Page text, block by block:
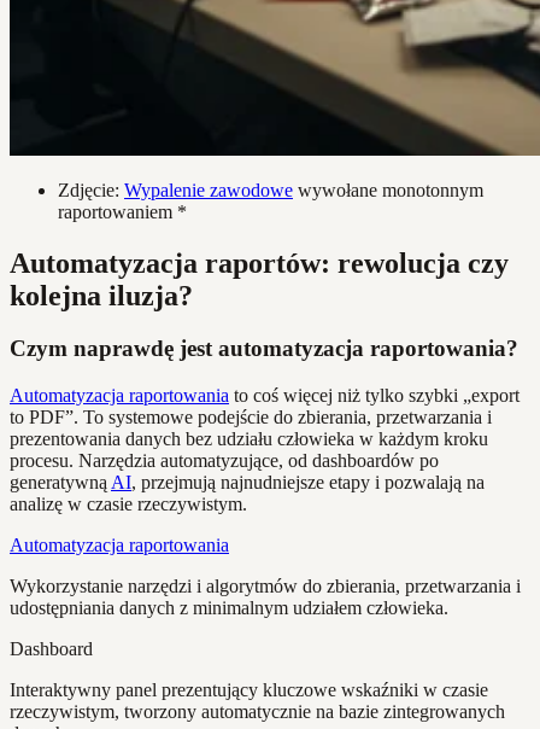
Zdjęcie: Wypalenie zawodowe wywołane monotonnym
raportowaniem *
Automatyzacja raportów: rewolucja czy
kolejna iluzja?
Czym naprawdę jest automatyzacja raportowania?
Automatyzacja raportowania to coś więcej niż tylko szybki „export
to PDF”. To systemowe podejście do zbierania, przetwarzania i
prezentowania danych bez udziału człowieka w każdym kroku
procesu. Narzędzia automatyzujące, od dashboardów po
generatywną AI, przejmują najnudniejsze etapy i pozwalają na
analizę w czasie rzeczywistym.
Automatyzacja raportowania
Wykorzystanie narzędzi i algorytmów do zbierania, przetwarzania i
udostępniania danych z minimalnym udziałem człowieka.
Dashboard
Interaktywny panel prezentujący kluczowe wskaźniki w czasie
rzeczywistym, tworzony automatycznie na bazie zintegrowanych